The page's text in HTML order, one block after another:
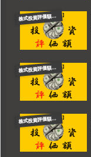
株式投資評価額（米国株）
株式投資評価額（米国株）
株式投資評価額（米国株）